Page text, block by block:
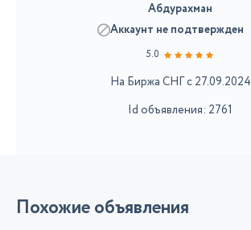
Абдурахман
Аккаунт не подтвержден
5.0
На Биржа СНГ с 27.09.2024
Id объявления: 2761
Похожие объявления